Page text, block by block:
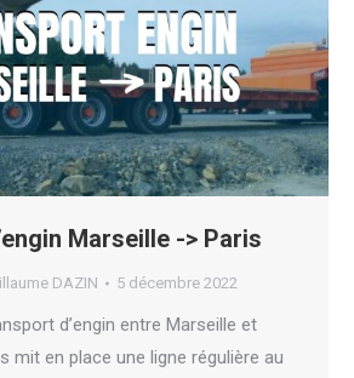
Marseille -> Paris
DAZIN 5 décembre 2022
d’engin entre Marseille et
mit en place une ligne régulière au